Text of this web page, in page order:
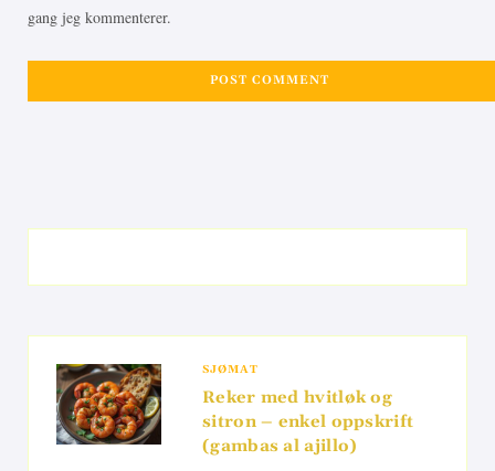
gang jeg kommenterer.
SJØMAT
Reker med hvitløk og
sitron – enkel oppskrift
(gambas al ajillo)